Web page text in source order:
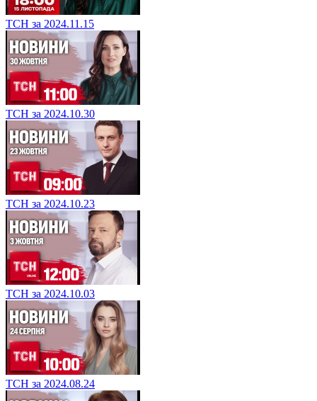
ТСН за 2024.11.15
ТСН за 2024.10.30
ТСН за 2024.10.23
ТСН за 2024.10.03
ТСН за 2024.08.24